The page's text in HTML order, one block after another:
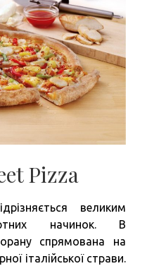
Pizza
великим
начинок. В
спрямована на
італійської страви.